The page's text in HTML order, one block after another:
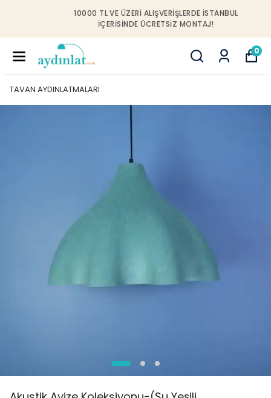
10000 TL VE ÜZERI ALIŞVERIŞLERDE İSTANBUL
IÇERISINDE ÜCRETSIZ MONTAJ!
0
TAVAN AYDINLATMALARI